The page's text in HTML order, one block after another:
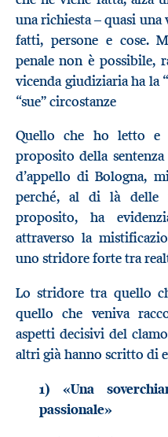
una richiesta – quasi una
fatti, persone e cose.
penale non è possibile,
vicenda giudiziaria ha la
“sue” circostanze
Quello che ho letto
proposito della sentenza
d’appello di Bologna,
perché, al di là delle
proposito, ha
attraverso la
uno stridore forte tra
Lo stridore tra quello
quello che veniva
aspetti decisivi del
altri già hanno scritto di
1) «Una
passionale»